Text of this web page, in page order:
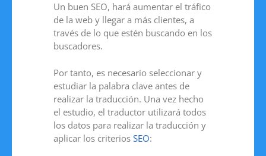
Un buen SEO, hará aumentar el tráfico
de la web y llegar a más clientes, a
través de lo que estén buscando en los
buscadores.
Por tanto, es necesario seleccionar y
estudiar la palabra clave antes de
realizar la traducción. Una vez hecho
el estudio, el traductor utilizará todos
los datos para realizar la traducción y
aplicar los criterios SEO: